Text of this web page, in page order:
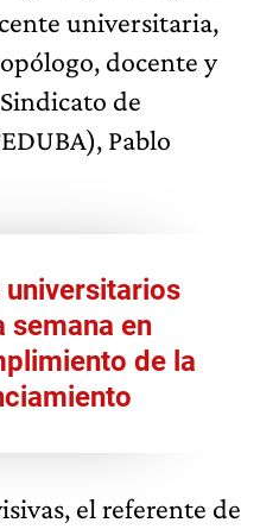
universitaria,
docente y
de
Pablo
universitarios
semana en
de la
el referente de